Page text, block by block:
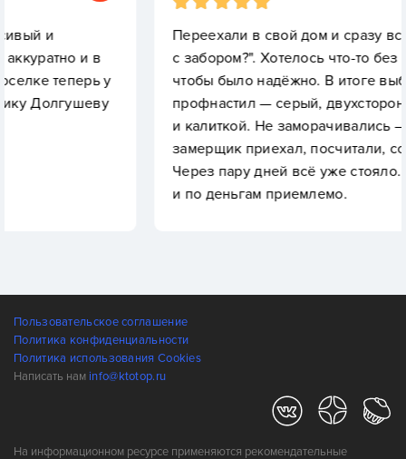
в
у
Переехали в свой дом и сразу встал вопрос:
с забором?". Хотелось что-то без лишних
чтобы было надёжно. В итоге выбрали
профнастил — серый, двухсторонний, с
и калиткой. Не заморачивались — позвонили,
замерщик приехал, посчитали, согласовали.
Через пару дней всё уже стояло. Быстро,
и по деньгам приемлемо.
Пользовательское соглашение
Политика конфиденциальности
Политика использования Cookies
Написать нам info@ktotop.ru
На информационном ресурсе применяются рекомендательные